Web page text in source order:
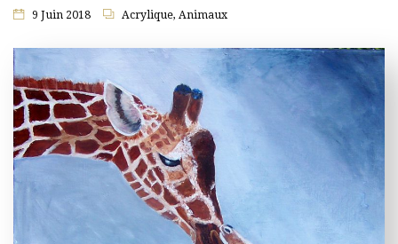
9 Juin 2018 Acrylique, Animaux